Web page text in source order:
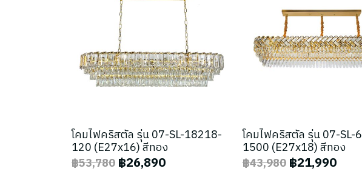
โคมไฟคริสตัล รุ่น 07-SL-18218-
120 (E27x16) สีทอง
฿53,780 ฿26,890
โคมไฟคริสตัล รุ่น 07-SL-
1500 (E27x18) สีทอง
฿43,980 ฿21,990